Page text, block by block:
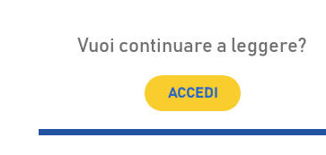
Vuoi continuare a leggere?
ACCEDI